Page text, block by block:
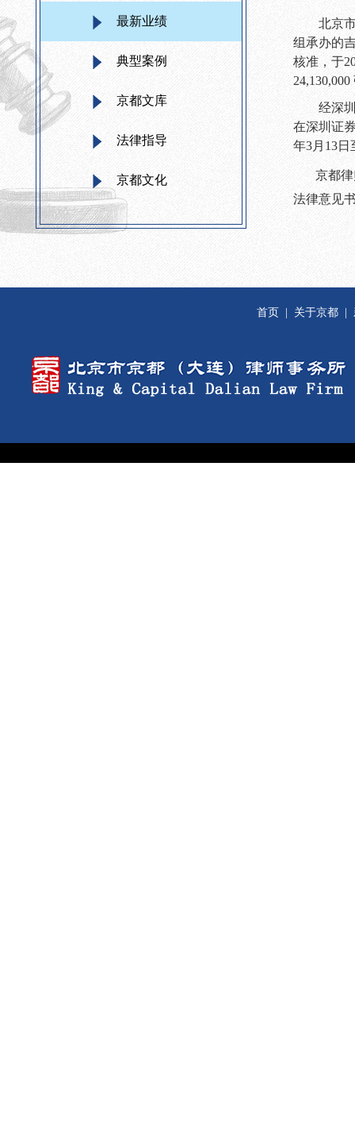
最新业绩
典型案例
京都文库
法律指导
京都文化
北京
组承办的
核准 ，于
24,130,000
经深
在深圳证
年3月 13日
京都律
法律意见
首页 关于京都|